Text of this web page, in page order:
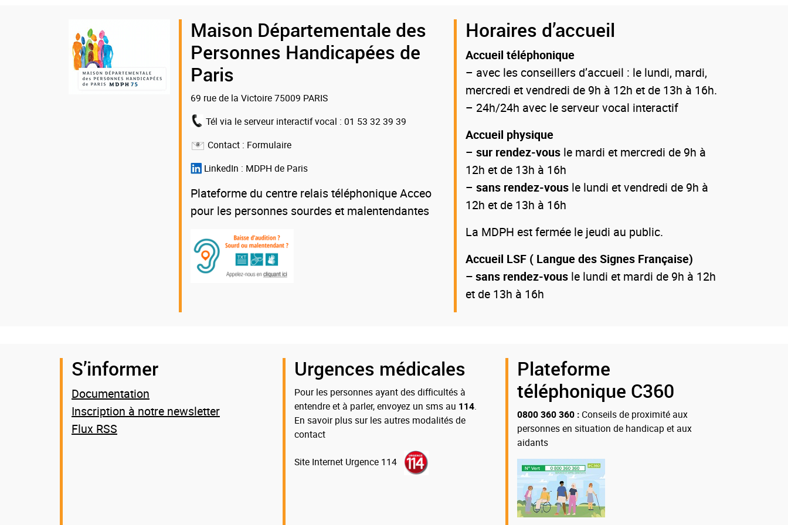
Logo
de
la
Maison Départementale des
Personnes Handicapées de
Paris
69 rue de la Victoire 75009 PARIS
Tél via le serveur interactif vocal : 01 53 32 39 39
Contact : Formulaire
LinkedIn : MDPH de Paris
Plateforme du centre relais téléphonique Acceo
pour les personnes sourdes et malentendantes
Horaires d’accueil
Accueil téléphonique
– avec les conseillers d’accueil : le lundi, mardi,
mercredi et vendredi de 9h à 12h et de 13h à 16h.
– 24h/24h avec le serveur vocal interactif
Accueil physique
– sur rendez-vous le mardi et mercredi de 9h à
12h et de 13h à 16h
– sans rendez-vousle lundi et vendredi de 9h à
12h et de 13h à 16h
La MDPH est fermée le jeudi au public.
Accueil LSF ( Langue des Signes Française)
– sans rendez-vousle lundi et mardi de 9h à 12h
et de 13h à 16h
S’informer
Documentation
Inscription à notre newsletter
Flux RSS
Urgences médicales
Pour les personnes ayant des difficultés à
entendre et à parler, envoyez un sms au 114.
En savoir plus sur les autres modalités de
contact
Site Internet Urgence 114
Plateforme
téléphonique C360
0800 360 360 : Conseils de proximité aux
personnes en situation de handicap et aux
aidants